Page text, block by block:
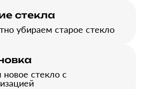
стекла
убираем старое стекло
новое стекло с